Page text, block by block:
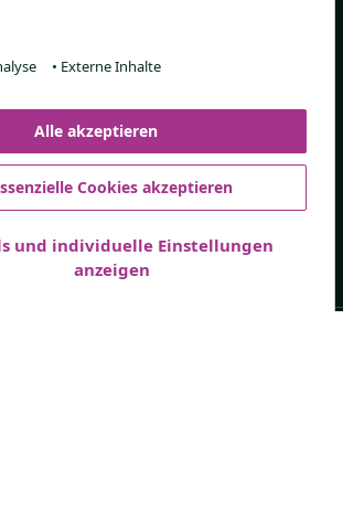
Ärztestudien
Bezugsquellen
Online-Shop
• Externe Inhalte
Alle akzeptieren
Cookies akzeptieren
und individuelle Einstellungen
anzeigen